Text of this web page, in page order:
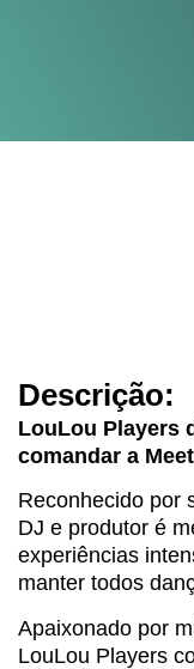
Descrição:
LouLou Players
comandar a
Reconhecido por
DJ e produtor é
experiências
manter todos
Apaixonado por
LouLou Players